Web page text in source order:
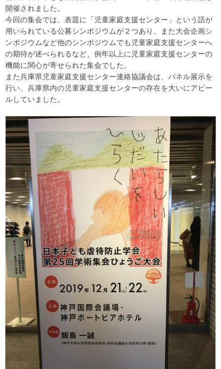
開催されました。
今回の集会では、表題に「児童家庭支援センター」という語が
用いられている公募シンポジウムが２つあり、また大会企画シ
ンポジウムなど他のシンポジウムでも児童家庭支援センターへ
の期待が述べられるなど、例年以上に児童家庭支援センターの
機能に関心が寄せられた集会でした。
また兵庫県児童家庭支援センター連絡協議会は、パネル展示を
行い、兵庫県内の児童家庭支援センターの存在を大いにアピー
ルしていました。